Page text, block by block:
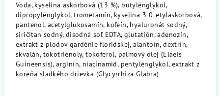
Voda, kyselina askorbová (13 %), butylénglykol,
dipropylénglykol, trometamín, kyselina 3-0-etylaskorbová,
pantenol, acetylglukosamín, kofeín, hyaluronát sodný,
siričitan sodný, disodná soľ EDTA, glutatión, adenozín,
extrakt z plodov gardénie floridskej, alantoín, dextrín,
skvalán, tokotrienoly, tokoferol, palmový olej (Elaeis
Guineensis), arginín, niacínamid, pentylénglykol, extrakt z
koreňa sladkého drievka (Glycyrrhiza Glabra)